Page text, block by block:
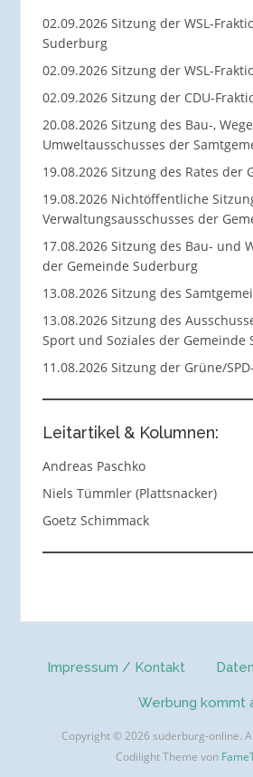
02.09.2026 Sitzung der WSL-
Suderburg
02.09.2026 Sitzung der WSL-
02.09.2026 Sitzung der CDU-
20.08.2026 Sitzung des Bau-,
Umweltausschusses der
19.08.2026 Sitzung des Rates der
19.08.2026 Nichtöffentliche
Verwaltungsausschusses der
17.08.2026 Sitzung des Bau- und
der Gemeinde Suderburg
13.08.2026 Sitzung des
13.08.2026 Sitzung des
Sport und Soziales der Gemeinde
11.08.2026 Sitzung der Grüne/
Leitartikel & Kolumnen:
Andreas Paschko
Niels Tümmler (Plattsnacker)
Goetz Schimmack
Impressum / Kontakt
Werbung kommt
Copyright © 2026 suderburg-online.
Codilight Theme von